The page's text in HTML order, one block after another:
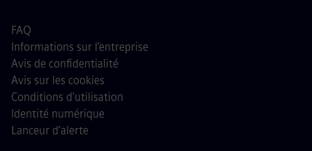
FAQ
Informations sur l’entreprise
Avis de confidentialité
Avis sur les cookies
Conditions d'utilisation
Identité numérique
Lanceur d’alerte